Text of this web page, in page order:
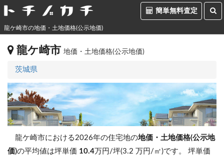
簡単無料査定
龍ケ崎市の地価・土地価格(公示地価)
龍ケ崎市 地価・土地価格(公示地価)
茨城県
龍ケ崎市における2026年の住宅地の地価・土地価格(公示地
価)の平均値は坪単価 10.4万円/坪(3.2 万円/㎡)です。 坪単価